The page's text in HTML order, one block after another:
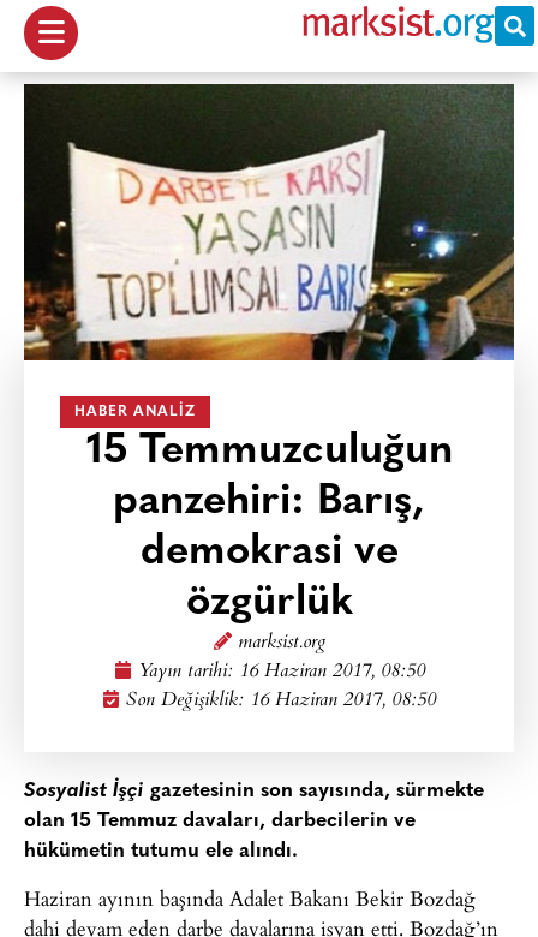
HABER ANALIZ
15 Temmuzculuğun
panzehiri: Barış,
demokrasi ve
özgürlük
marksist.org
Yayın tarihi: 16 Haziran 2017, 08:50
Son Değişiklik: 16 Haziran 2017, 08:50
Sosyalist İşçi gazetesinin son sayısında, sürmekte
olan 15 Temmuz davaları, darbecilerin ve
hükümetin tutumu ele alındı.
Haziran ayının başında Adalet Bakanı Bekir Bozdağ
dahi devam eden darbe davalarına isyan etti. Bozdağ’ın